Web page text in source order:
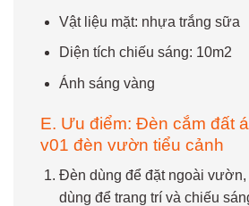
Vật liệu mặt: nhựa trắng sữa
Diện tích chiếu sáng: 10m2
Ánh sáng vàng
E. Ưu điểm: Đèn cắm đất
v01 đèn vườn tiểu cảnh
Đèn dùng để đặt ngoài
dùng để trang trí và chiếu